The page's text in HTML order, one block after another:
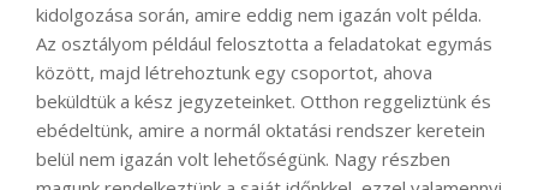
kidolgozása során, amire eddig nem igazán volt példa.
Az osztályom például felosztotta a feladatokat egymás
között, majd létrehoztunk egy csoportot, ahova
beküldtük a kész jegyzeteinket. Otthon reggeliztünk és
ebédeltünk, amire a normál oktatási rendszer keretein
belül nem igazán volt lehetőségünk. Nagy részben